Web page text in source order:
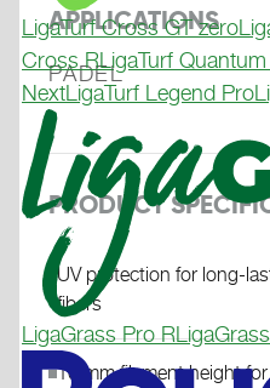
LigaTurf Cross GT zero
Cross RLigaTurf Quantum
NextLigaTurf Legend Pro
LigaGrass Pro R
APPLICATIONS
PADEL
PRODUCT
UV protection for long-
fibers
10 mm filament height